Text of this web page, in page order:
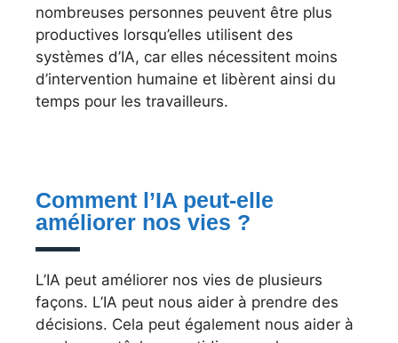
nombreuses personnes peuvent être plus
productives lorsqu’elles utilisent des
systèmes d’IA, car elles nécessitent moins
d’intervention humaine et libèrent ainsi du
temps pour les travailleurs.
Comment l’IA peut-elle
améliorer nos vies ?
L’IA peut améliorer nos vies de plusieurs
façons. L’IA peut nous aider à prendre des
décisions. Cela peut également nous aider à